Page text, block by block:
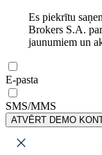
Es piekrītu
Brokers S.A.
jaunumiem un
E-pasta
SMS/MMS
ATVĒRT DEMO